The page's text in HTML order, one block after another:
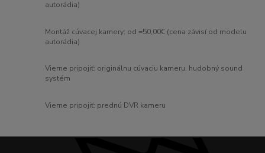
autorádia)
Montáž cúvacej kamery: od =50,00€ (cena závisí od modelu
autorádia)
Vieme pripojiť: originálnu cúvaciu kameru, hudobný sound
systém
Vieme pripojiť: prednú DVR kameru